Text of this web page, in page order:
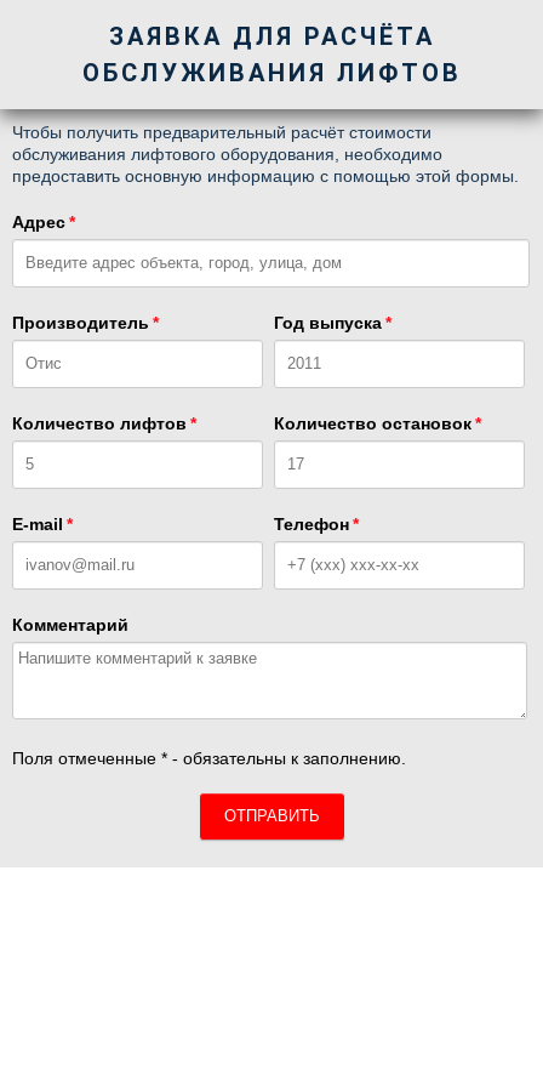
ЗАЯВКА ДЛЯ РАСЧЁТА
ОБСЛУЖИВАНИЯ ЛИФТОВ
Чтобы получить предварительный расчёт стоимости
обслуживания лифтового оборудования, необходимо
предоставить основную информацию с помощью этой формы.
Адрес*
Производитель * Год выпуска*
Количество лифтов * Количество остановок*
E-mail * Телефон*
Комментарий
Поля отмеченные * - обязательны к заполнению.
ОТПРАВИТЬ